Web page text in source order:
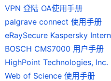
VPN 登陆 OA使用手册
palgrave connect 使用手册
BOSCH CMS7000 用户手册
Web of Science 使用手册